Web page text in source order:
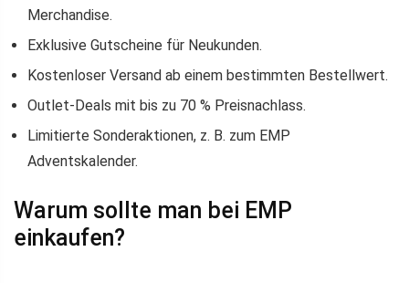
Merchandise.
Exklusive Gutscheine für Neukunden.
Kostenloser Versand ab einem bestimmten Bestellwert.
Outlet-Deals mit bis zu 70 % Preisnachlass.
Limitierte Sonderaktionen, z. B. zum EMP
Adventskalender.
Warum sollte man bei EMP
einkaufen?